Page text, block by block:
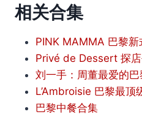
相关合集
PINK MAMMA 巴黎新
Privé de Dessert 探店
刘一手：周董最爱的
L’Ambroisie 巴黎最顶
巴黎中餐合集